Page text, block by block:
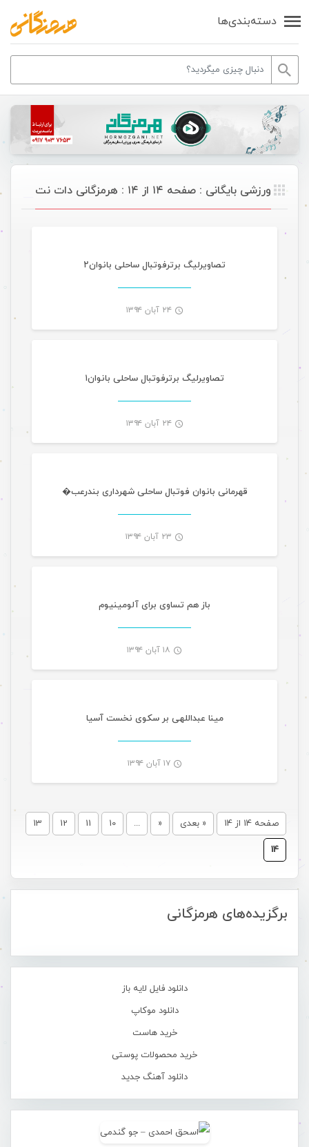
دسته‌بندی‌ها
برگزیده‌های هرمزگانی
دانلود فایل لایه باز
دانلود موکاپ
خرید هاست
خرید محصولات پوستی
دانلود آهنگ جدید
ورزشی بایگانی : صفحه ۱۴ از ۱۴ : هرمزگانی دات نت
تصاویرلیگ برترفوتبال ساحلی بانوان۲
۲۴ آبان ۱۳۹۴ ورزشی تازه های هرمزگانی
تصاویرلیگ برترفوتبال ساحلی بانوان۱
۲۴ آبان ۱۳۹۴ ورزشی تازه های هرمزگانی
قهرمانی بانوان فوتبال ساحلی شهرداری بندرعب�
۲۳ آبان ۱۳۹۴ ورزشی تازه های هرمزگانی
باز هم تساوی برای آلومینیوم
۱۸ آبان ۱۳۹۴ ورزشی تازه های هرمزگانی
مینا عبداللهی بر سکوی نخست آسیا
۱۷ آبان ۱۳۹۴
صفحه 14 از 14 « بعدی «
...
10
11
12
13
14